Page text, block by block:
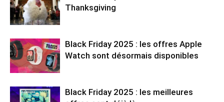
Thanksgiving
Black Friday 2025 : les offres Apple
Watch sont désormais disponibles
Black Friday 2025 : les meilleures